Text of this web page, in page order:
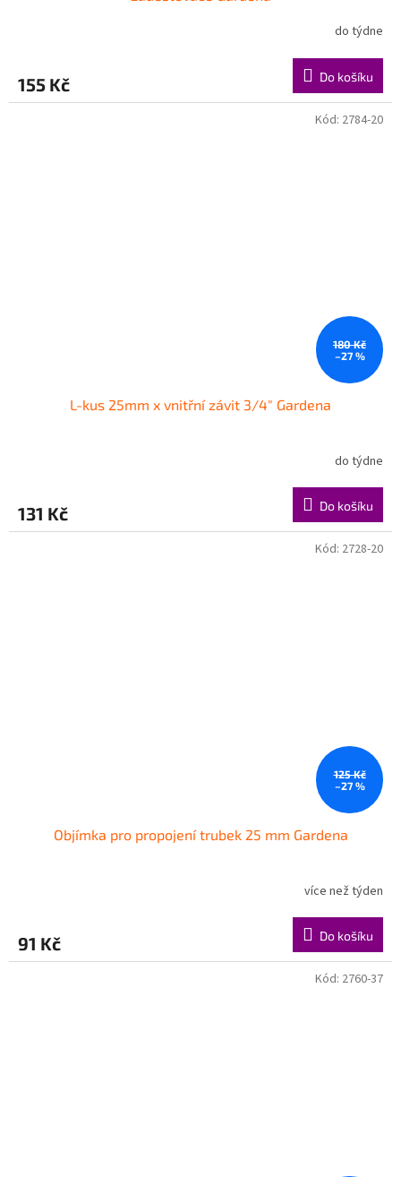
do týdne
155 Kč Do košíku
180 Kč
–27 %
L-kus 25mm x vnitřní závit 3/4" Gardena
do týdne
131 Kč Do košíku
Kód: 2784-20
125 Kč
–27 %
Objímka pro propojení trubek 25 mm Gardena
více než týden
91 Kč Do košíku
Kód: 2728-20
Kód: 2760-37